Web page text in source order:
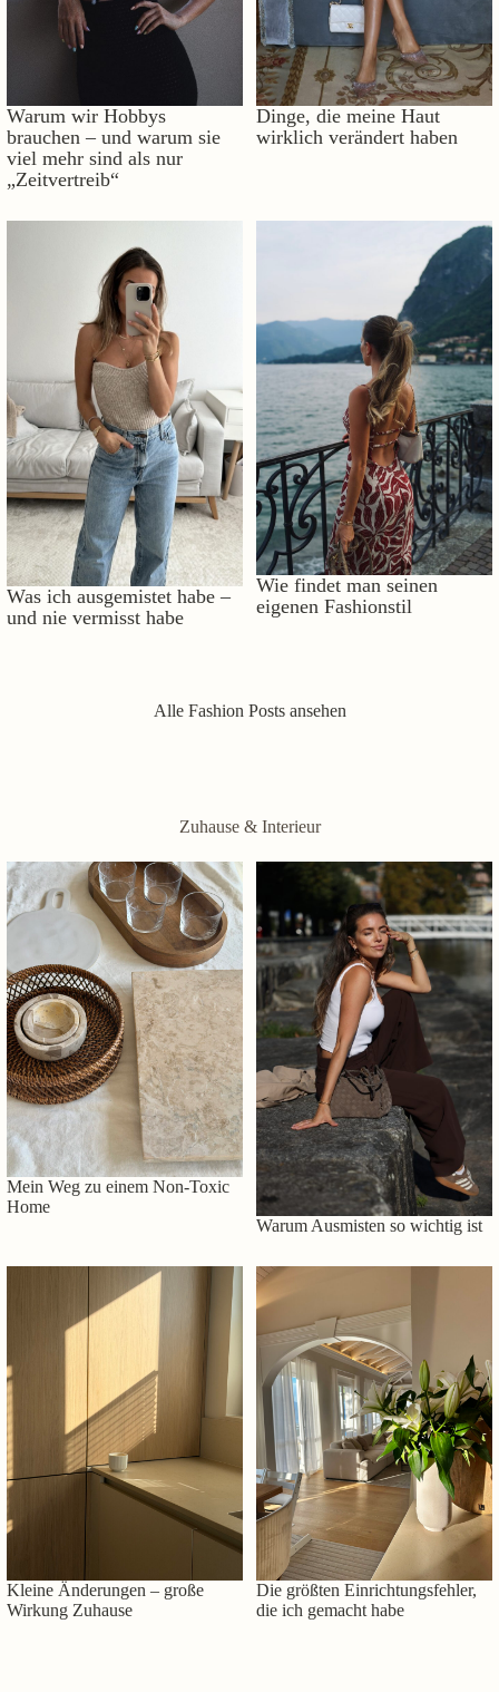
Warum wir Hobbys
brauchen – und warum sie
viel mehr sind als nur
„Zeitvertreib“
Dinge, die meine Haut
wirklich verändert haben
Was ich ausgemistet habe –
und nie vermisst habe
Wie findet man seinen
eigenen Fashionstil
Alle Fashion Posts ansehen
Zuhause & Interieur
Mein Weg zu einem Non-Toxic
Home
Warum Ausmisten so wichtig ist
Kleine Änderungen – große
Wirkung Zuhause
Die größten Einrichtungsfehler,
die ich gemacht habe